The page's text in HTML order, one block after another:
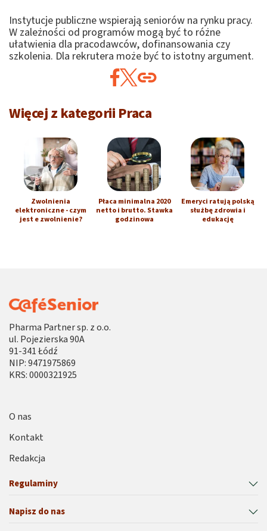
Instytucje publiczne wspierają seniorów na rynku pracy.
W zależności od programów mogą być to różne
ułatwienia dla pracodawców, dofinansowania czy
szkolenia. Dla rekrutera może być to istotny argument.
Więcej z kategorii Praca
Zwolnienia
elektroniczne - czym
jest e zwolnienie?
Płaca minimalna 2020
netto i brutto. Stawka
godzinowa
Emeryci ratują polską
służbę zdrowia i
edukację
Pharma Partner sp. z o.o.
ul. Pojezierska 90A
91-341 Łódź
NIP: 9471975869
KRS: 0000321925
Regulaminy
Napisz do nas
O nas
Kontakt
Redakcja